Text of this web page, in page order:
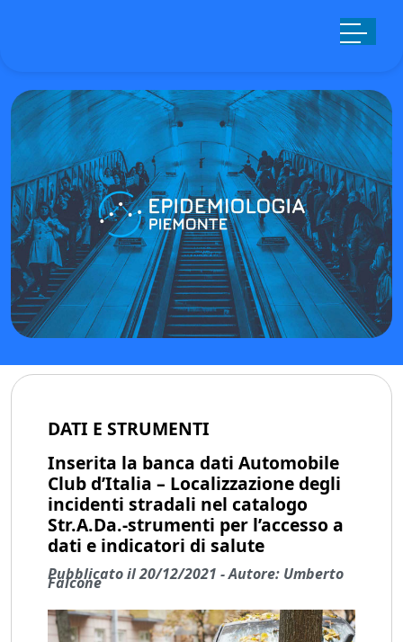
DATI E STRUMENTI
Inserita la banca dati Automobile
Club d’Italia – Localizzazione degli
incidenti stradali nel catalogo
Str.A.Da.-strumenti per l’accesso a
dati e indicatori di salute
Pubblicato il 20/12/2021 - Autore: Umberto
Falcone